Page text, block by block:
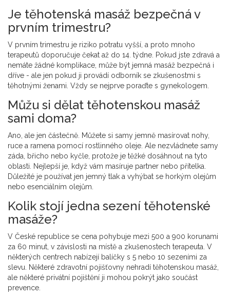
Je těhotenská masáž bezpečná v
prvním trimestru?
V prvním trimestru je riziko potratu vyšší, a proto mnoho
terapeutů doporučuje čekat až do 14. týdne. Pokud jste zdravá a
nemáte žádné komplikace, může být jemná masáž bezpečná i
dříve - ale jen pokud ji provádí odborník se zkušenostmi s
těhotnými ženami. Vždy se nejprve poraďte s gynekologem.
Můžu si dělat těhotenskou masáž
sami doma?
Ano, ale jen částečně. Můžete si samy jemně masírovat nohy,
ruce a ramena pomocí rostlinného oleje. Ale nezvládnete samy
záda, břicho nebo kyčle, protože je těžké dosáhnout na tyto
oblasti. Nejlepší je, když vám masíruje partner nebo přítelka.
Důležité je používat jen jemný tlak a vyhýbat se horkým olejům
nebo esenciálním olejům.
Kolik stojí jedna sezení těhotenské
masáže?
V České republice se cena pohybuje mezi 500 a 900 korunami
za 60 minut, v závislosti na místě a zkušenostech terapeuta. V
některých centrech nabízejí balíčky s 5 nebo 10 sezeními za
slevu. Některé zdravotní pojišťovny nehradí těhotenskou masáž,
ale některé privátní pojištění ji mohou pokrýt jako součást
prevence.